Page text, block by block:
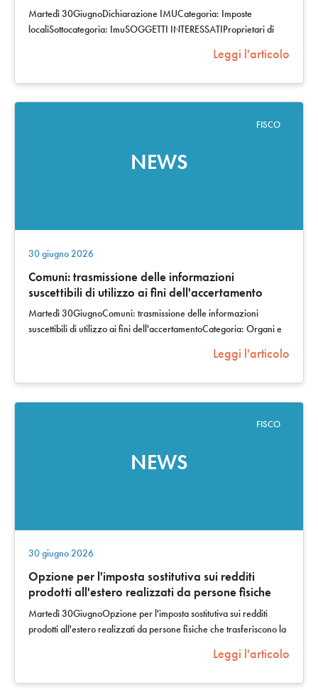
Martedì 30GiugnoDichiarazione IMUCategoria: Imposte
localiSottocategoria: ImuSOGGETTI INTERESSATIProprietari di
Leggi l'articolo
NEWS
FISCO
30 giugno 2026
Comuni: trasmissione delle informazioni
suscettibili di utilizzo ai fini dell'accertamento
Martedì 30GiugnoComuni: trasmissione delle informazioni
suscettibili di utilizzo ai fini dell'accertamentoCategoria: Organi e
Leggi l'articolo
NEWS
FISCO
30 giugno 2026
Opzione per l'imposta sostitutiva sui redditi
prodotti all'estero realizzati da persone fisiche
che trasferiscono la propria residenza fiscale in
Italia: versamento, in unica soluzione,
dell'imposta sostitutiva dell'Irpef
Martedì 30GiugnoOpzione per l'imposta sostitutiva sui redditi
prodotti all'estero realizzati da persone fisiche che trasferiscono la
Leggi l'articolo